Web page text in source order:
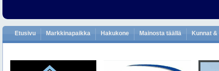
Etusivu Markkinapaikka Hakukone Mainosta täällä Kunnat